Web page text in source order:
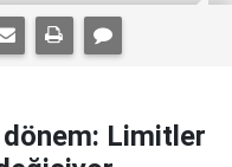
Limitler